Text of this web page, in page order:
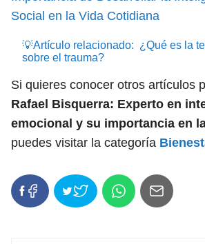
Social en la Vida Cotidiana
💡Artículo relacionado: ¿Qué es la
sobre el trauma?
Si quieres conocer otros artículos
Rafael Bisquerra: Experto en
emocional y su importancia en
puedes visitar la categoría